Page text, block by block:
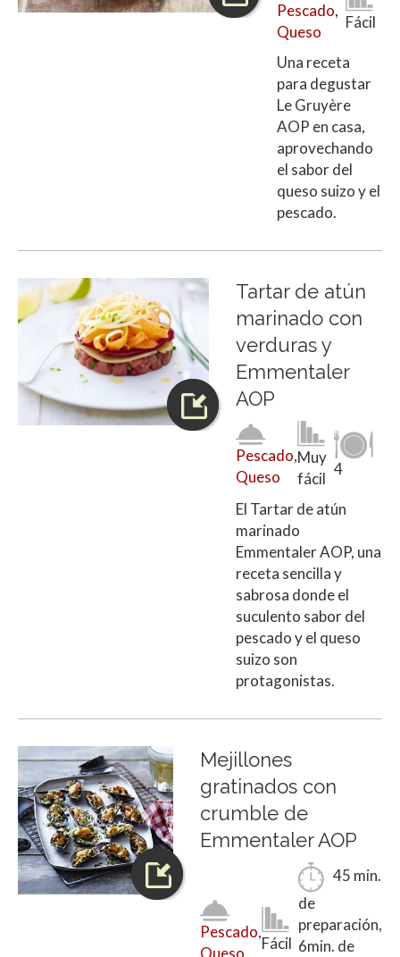
Pescado,
Queso
Fácil
Una receta
para degustar
Le Gruyère
AOP en casa,
aprovechando
el sabor del
queso suizo y el
pescado.
Tartar de atún
marinado con
verduras y
Emmentaler
AOP
Pescado,
Queso
Muy
fácil
4
El Tartar de atún
marinado
Emmentaler AOP, una
receta sencilla y
sabrosa donde el
suculento sabor del
pescado y el queso
suizo son
protagonistas.
Mejillones
gratinados con
crumble de
Emmentaler AOP
Pescado,
Queso
Fácil
45 min.
de
preparación,
6min. de